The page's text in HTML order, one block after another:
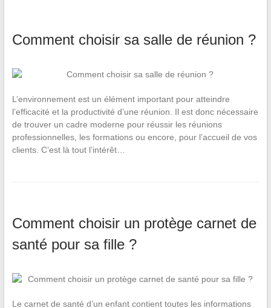
Comment choisir sa salle de réunion ?
L’environnement est un élément important pour atteindre
l’efficacité et la productivité d’une réunion. Il est donc nécessaire
de trouver un cadre moderne pour réussir les réunions
professionnelles, les formations ou encore, pour l’accueil de vos
clients. C’est là tout l’intérêt…
Comment choisir un protège carnet de
santé pour sa fille ?
Le carnet de santé d’un enfant contient toutes les informations